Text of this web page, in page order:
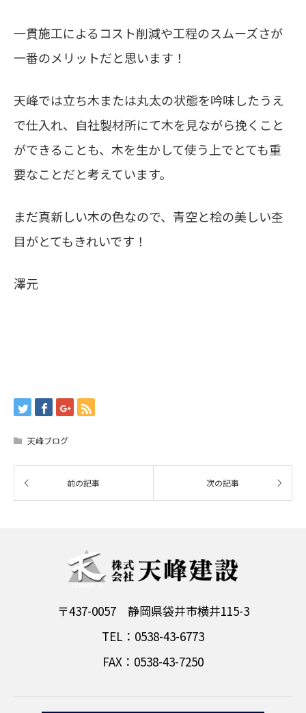
一貫施工によるコスト削減や工程のスムーズさが
一番のメリットだと思います！
天峰では立ち木または丸太の状態を吟味したうえ
で仕入れ、自社製材所にて木を見ながら挽くこと
ができることも、木を生かして使う上でとても重
要なことだと考えています。
まだ真新しい木の色なので、青空と桧の美しい杢
目がとてもきれいです！
澤元
天峰ブログ
〒437-0057 静岡県袋井市横井115-3
TEL：0538-43-6773
FAX：0538-43-7250